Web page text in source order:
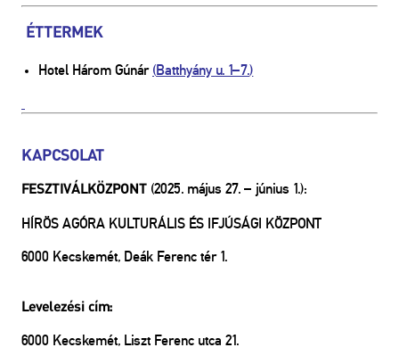
ÉTTERMEK
Hotel Három Gúnár (Batthyány u. 1–7.)
KAPCSOLAT
FESZTIVÁLKÖZPONT (2025. május 27. – június 1.):
HÍRÖS AGÓRA KULTURÁLIS ÉS IFJÚSÁGI KÖZPONT
6000 Kecskemét, Deák Ferenc tér 1.
Levelezési cím:
6000 Kecskemét, Liszt Ferenc utca 21.